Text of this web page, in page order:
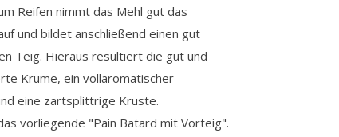
Reifen nimmt das Mehl gut das
und bildet anschließend einen gut
Teig. Hieraus resultiert die gut und
Krume, ein vollaromatischer
eine zartsplittrige Kruste.
vorliegende "Pain Batard mit Vorteig".